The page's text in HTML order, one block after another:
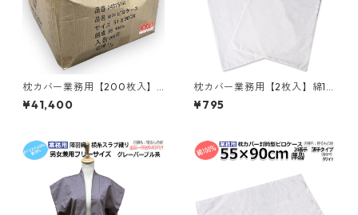
枕カバー業務用【200枚入】
綿100% 50×90cm 薄手タイ
プ ピローケース 封筒型 ホワイ
¥41,400
枕カバー業務用【2枚入】綿10
0% 42×68cm 通常タイプ ピ
ローケース 封筒型 ホワイト 白
泊／367560960
¥795